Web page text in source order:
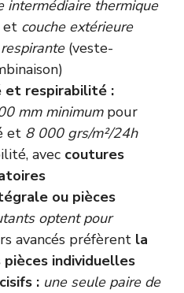
intermédiaire thermique
et couche extérieure
(veste-
et respirabilité :
mm minimumpour
et 8 000 grs/m²/24h
avec coutures
ou pièces
optent pour
avancés préfèrent la
individuelles
: une seule paire de